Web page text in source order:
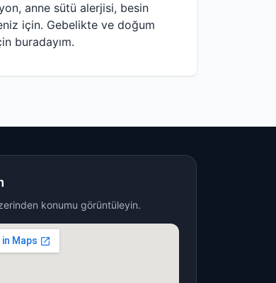
anne sütü alerjisi, besin
için. ​Gebelikte ve doğum
buradayım.
konumu görüntüleyin.